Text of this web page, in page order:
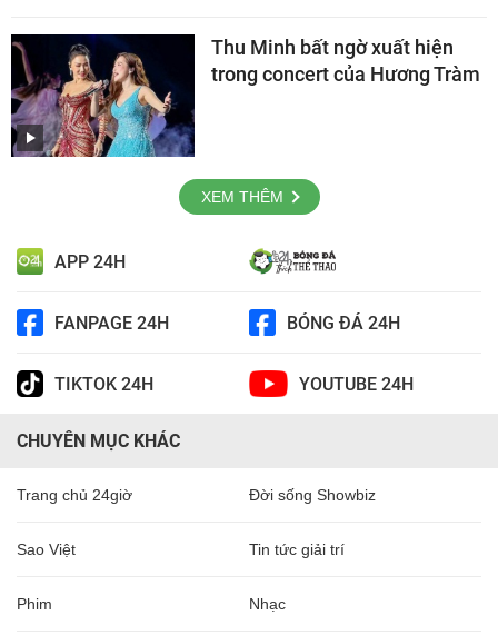
Thu Minh bất ngờ xuất hiện
trong concert của Hương Tràm
XEM THÊM
APP 24H
FANPAGE 24H BÓNG ĐÁ 24H
TIKTOK 24H YOUTUBE 24H
CHUYÊN MỤC KHÁC
Trang chủ 24giờ Đời sống Showbiz
Sao Việt Tin tức giải trí
Phim Nhạc